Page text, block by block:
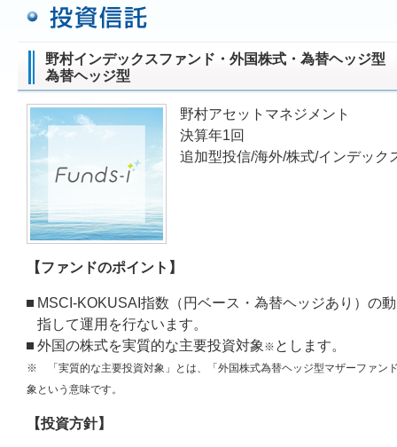
野村インデックスファンド・外国株式・為替ヘッジ
為替ヘッジ型
野村アセットマネジメント
決算年1回
追加型投信/海外/株式/インデック
【ファンドのポイント】
MSCI-KOKUSAI指数（円ベース・為替ヘッジあり）の
指して運用を行ないます。
外国の株式を実質的な主要投資対象 ※ とします。
※ 「実質的な主要投資対象」とは、
「外国株式為替ヘッジ型マザーファン
象という意味です。
【投資方針】